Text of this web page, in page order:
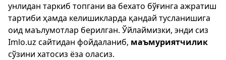
унлидан таркиб топгани ва бехато бўғинга ажратиш
тартиби ҳамда келишикларда қандай тусланишига
оид маълумотлар берилган. Ўйлаймизки, энди сиз
Imlo.uz сайтидан фойдаланиб, маъмуриятчилик
сўзини хатосиз ёза оласиз.